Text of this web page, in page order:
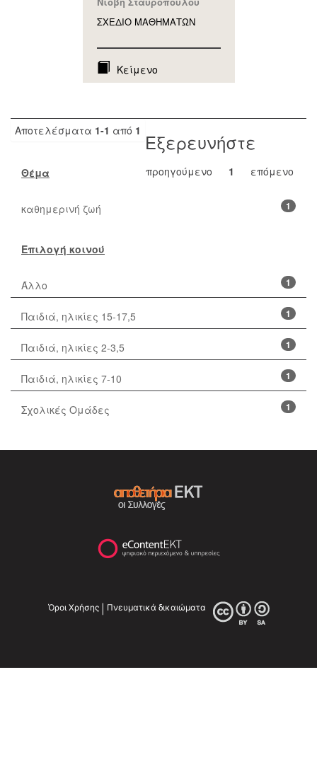
ΣΧΕΔΙΟ ΜΑΘΗΜAΤΩΝ
Κείμενο
Αποτελέσματα 1-1 από 1
προηγούμενο 1 επόμενο
Εξερευνήστε
Θέμα
1
καθημερινή ζωή
Επιλογή κοινού
1
Άλλο
1
Παιδιά, ηλικίες 15-17,5
1
Παιδιά, ηλικίες 2-3,5
1
Παιδιά, ηλικίες 7-10
1
Σχολικές Ομάδες